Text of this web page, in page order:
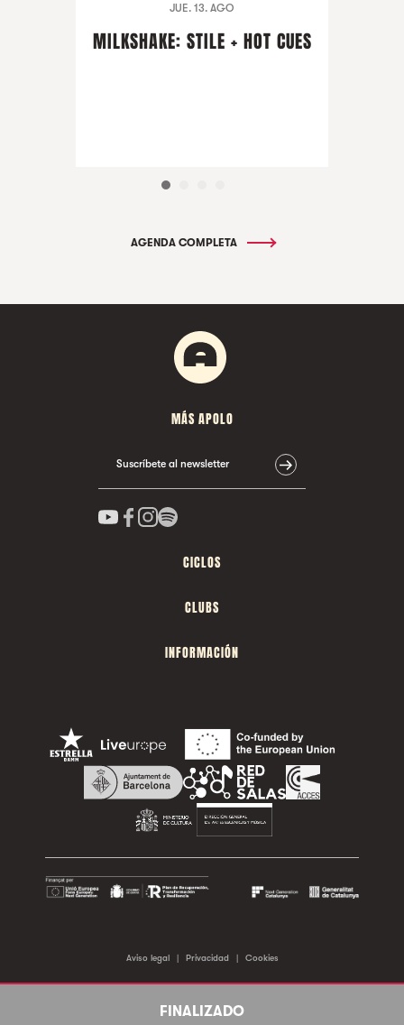
JUE. 13. AGO
MILKSHAKE: STILE + HOT CUES
AGENDA COMPLETA
FINALIZADO
MÁS APOLO
Suscríbete al newsletter
CICLOS
CLUBS
INFORMACIÓN
Aviso legal | Privacidad | Cookies
©2026 Sala Apolo. Todos los derechos reservados.